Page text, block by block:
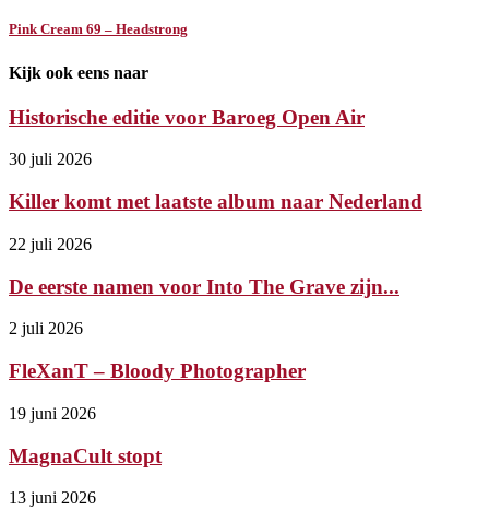
Pink Cream 69 – Headstrong
Kijk ook eens naar
Historische editie voor Baroeg Open Air
30 juli 2026
Killer komt met laatste album naar Nederland
22 juli 2026
De eerste namen voor Into The Grave zijn...
2 juli 2026
FleXanT – Bloody Photographer
19 juni 2026
MagnaCult stopt
13 juni 2026